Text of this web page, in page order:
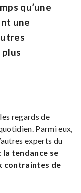
qu’une
une
regards de
Parmi eux,
experts du
la tendance se
contraintes de